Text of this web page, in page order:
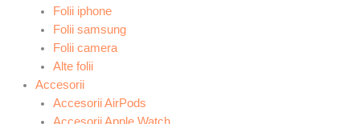
Folii iphone
Folii samsung
Folii camera
Alte folii
Accesorii
Accesorii AirPods
Accesorii Apple Watch